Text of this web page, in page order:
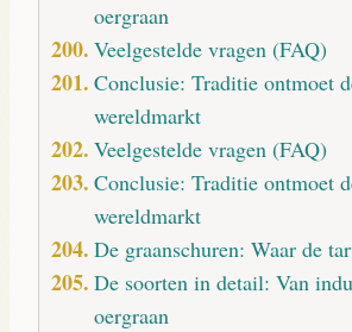
oergraan
Veelgestelde vragen (FAQ)
Conclusie: Traditie ontmoet
wereldmarkt
Veelgestelde vragen (FAQ)
Conclusie: Traditie ontmoet
wereldmarkt
De graanschuren: Waar de
De soorten in detail: Van
oergraan